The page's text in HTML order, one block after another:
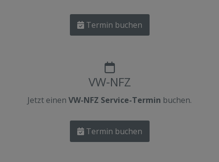
Termin buchen
VW-NFZ
Jetzt einen VW-NFZ Service-Termin buchen.
Termin buchen